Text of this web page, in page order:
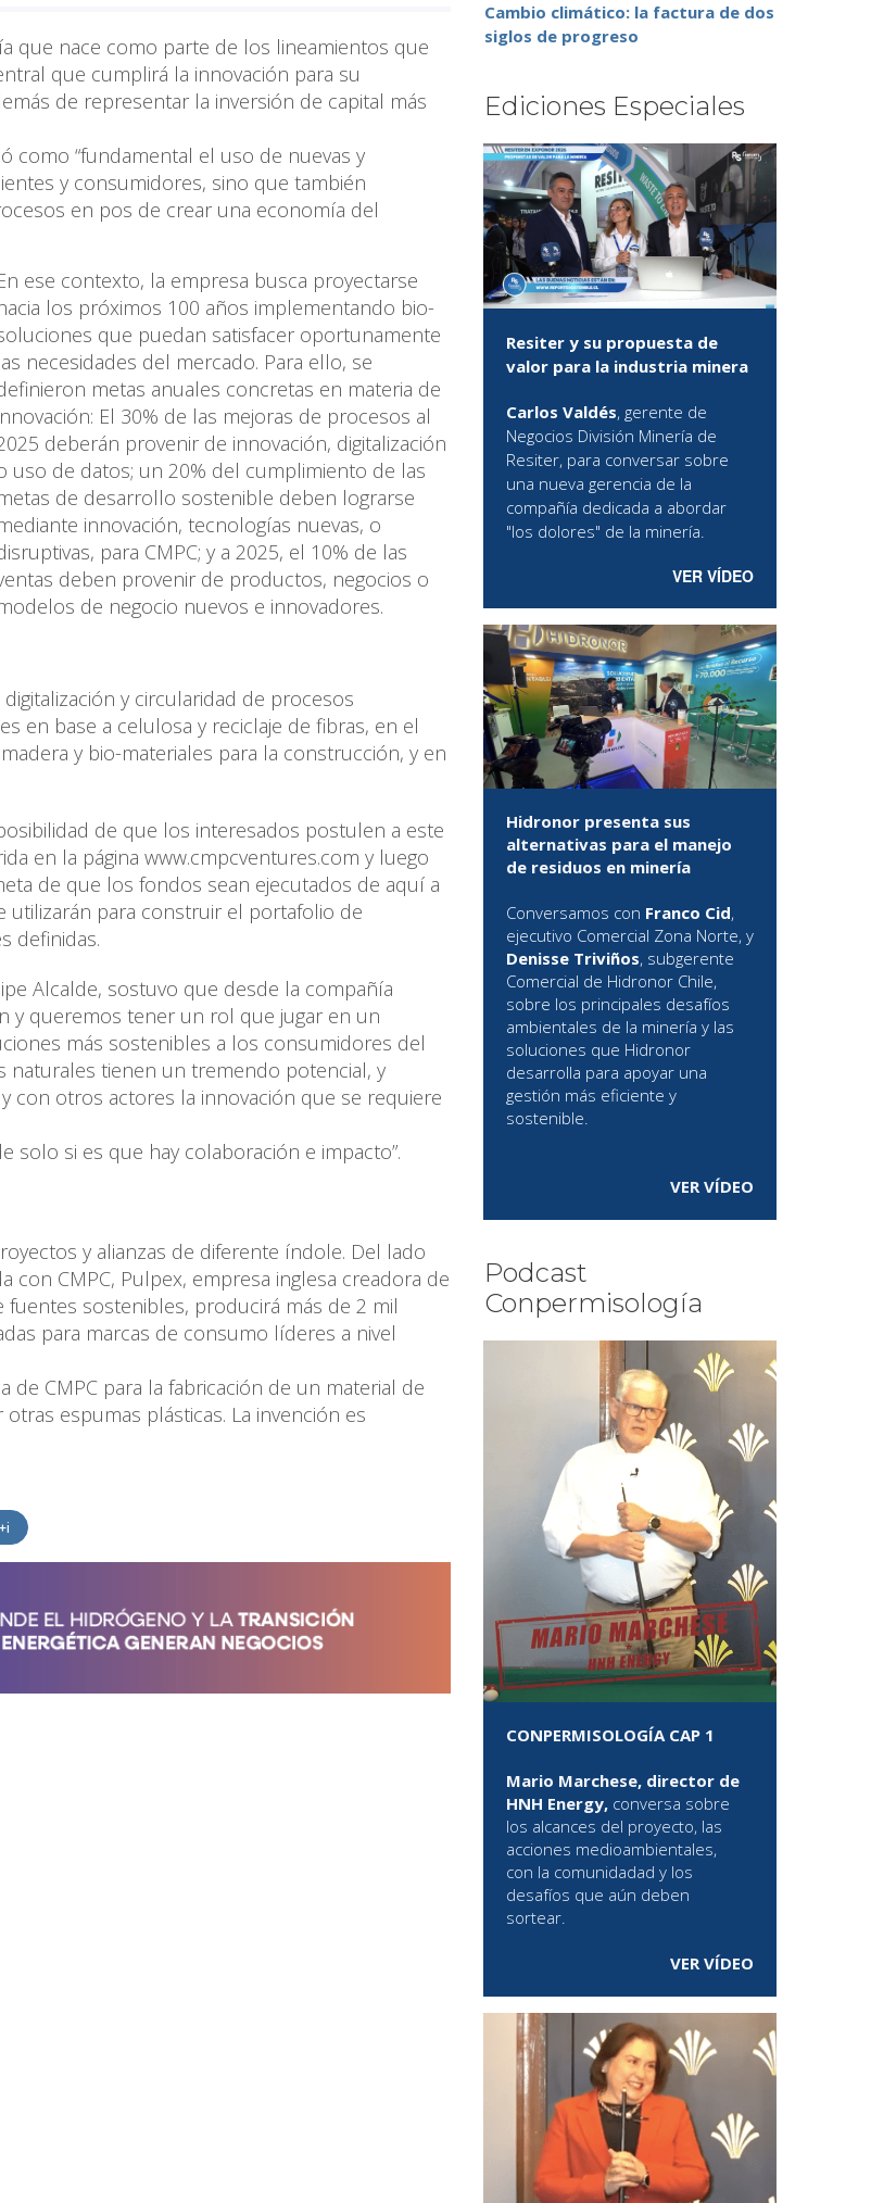
que nace como parte de los lineamientos que
que cumplirá la innovación para su
de representar la inversión de capital más
como “fundamental el uso de nuevas y
y consumidores, sino que también
en pos de crear una economía del
ese contexto, la empresa busca proyectarse
los próximos 100 años implementando bio-
que puedan satisfacer oportunamente
necesidades del mercado. Para ello, se
metas anuales concretas en materia de
El 30% de las mejoras de procesos al
deberán provenir de innovación, digitalización
uso de datos; un 20% del cumplimiento de las
de desarrollo sostenible deben lograrse
innovación, tecnologías nuevas, o
para CMPC; y a 2025, el 10% de las
deben provenir de productos, negocios o
de negocio nuevos e innovadores.
y circularidad de procesos
en base a celulosa y reciclaje de fibras, en el
y bio-materiales para la construcción, y en
de que los interesados postulen a este
en la página www.cmpcventures.com y luego
de que los fondos sean ejecutados de aquí a
utilizarán para construir el portafolio de
definidas.
Alcalde, sostuvo que desde la compañía
y queremos tener un rol que jugar en un
más sostenibles a los consumidores del
naturales tienen un tremendo potencial, y
otros actores la innovación que se requiere
si es que hay colaboración e impacto”.
y alianzas de diferente índole. Del lado
con CMPC, Pulpex, empresa inglesa creadora de
sostenibles, producirá más de 2 mil
para marcas de consumo líderes a nivel
CMPC para la fabricación de un material de
espumas plásticas. La invención es
Cambio climático: la factura de dos
siglos de progreso
Ediciones Especiales
Resiter y su propuesta de
valor para la industria minera
Carlos Valdés, gerente de
Negocios División Minería de
Resiter, para conversar sobre
una nueva gerencia de la
compañía dedicada a abordar
"los dolores" de la minería.
VER VÍDEO
Hidronor presenta sus
alternativas para el manejo
de residuos en minería
Conversamos con Franco Cid,
ejecutivo Comercial Zona Norte, y
Denisse Triviños, subgerente
Comercial de Hidronor Chile,
sobre los principales desafíos
ambientales de la minería y las
soluciones que Hidronor
desarrolla para apoyar una
gestión más eficiente y
sostenible.
VER VÍDEO
Podcast
Conpermisología
CONPERMISOLOGÍA CAP 1
Mario Marchese, director de
HNH Energy, conversa sobre
los alcances del proyecto, las
acciones medioambientales,
con la comunidadad y los
desafíos que aún deben
sortear.
VER VÍDEO